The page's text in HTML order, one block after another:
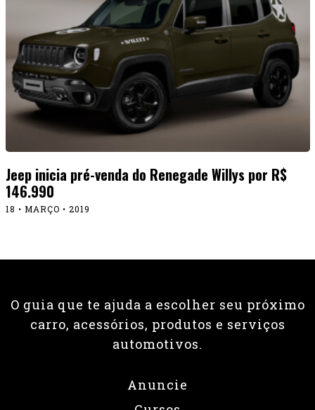
Jeep inicia pré-venda do Renegade Willys por R$
146.990
18 • MARÇO • 2019
O guia que te ajuda a escolher seu próximo
carro, acessórios, produtos e serviços
automotivos.
Anuncie